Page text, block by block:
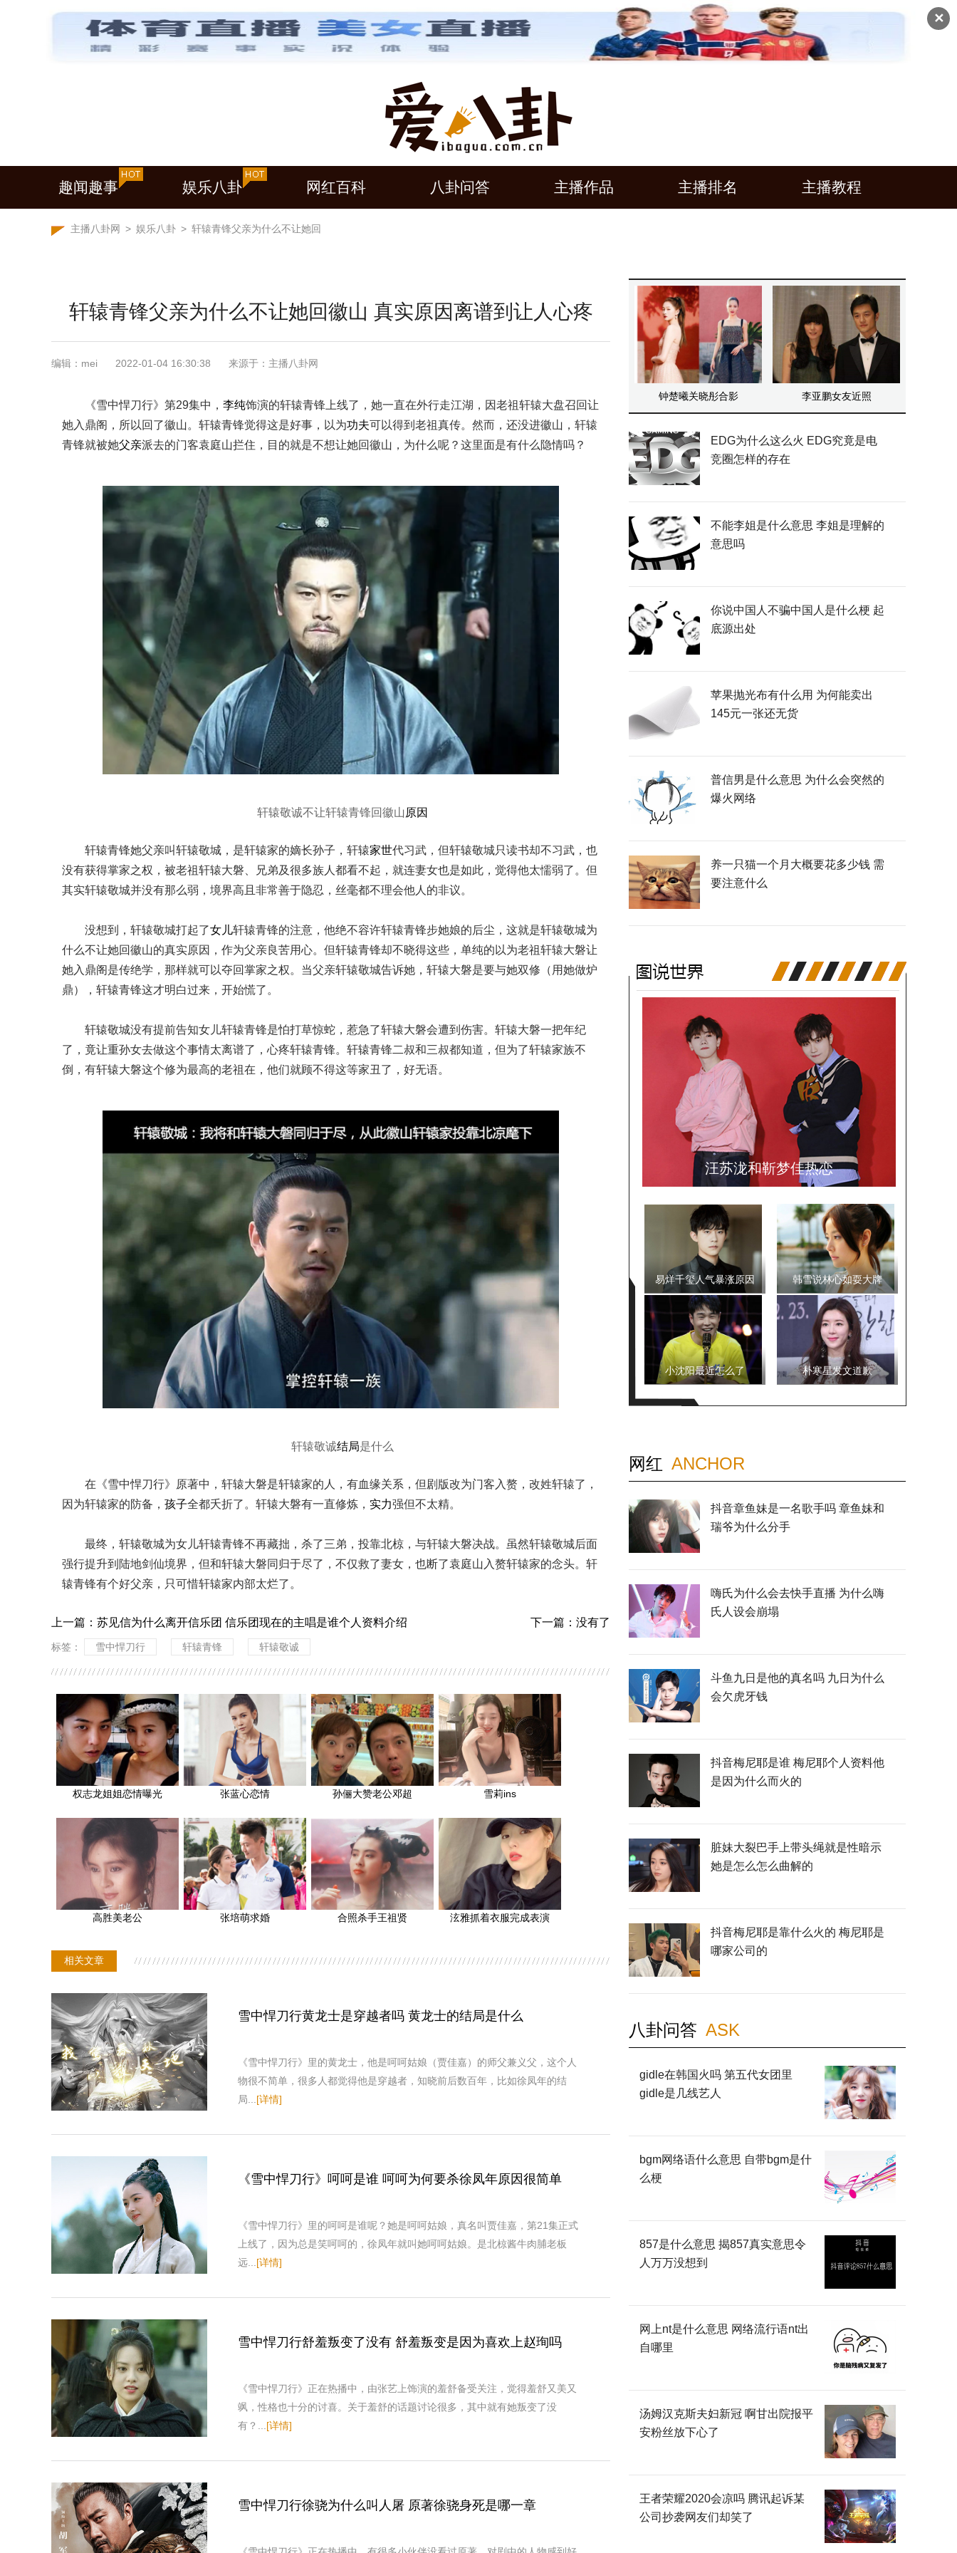
✕
趣闻趣事 娱乐八卦 网红百科 八卦问答 主播作品 主播排名 主播教程
主播八卦网 > 娱乐八卦 > 轩辕青锋父亲为什么不让她回
轩辕青锋父亲为什么不让她回徽山 真实原因离谱到让人心疼
编辑：mei 2022-01-04 16:30:38 来源于：主播八卦网
《雪中悍刀行》第29集中， 李纯饰演的轩辕青锋上线了，她一直在外行走江湖，因老祖轩辕大盘召回让
她入鼎阁，所以回了徽山。轩辕青锋觉得这是好事，以为功夫可以得到老祖真传。然而，还没进徽山，轩辕
青锋就被她父亲派去的门客袁庭山拦住，目的就是不想让她回徽山，为什么呢？这里面是有什么隐情吗？
轩辕敬诚不让轩辕青锋回徽山原因
轩辕青锋她父亲叫轩辕敬城，是轩辕家的嫡长孙子，轩辕家世代习武，但轩辕敬城只读书却不习武，也
没有获得掌家之权，被老祖轩辕大磐、兄弟及很多族人都看不起，就连妻女也是如此，觉得他太懦弱了。但
其实轩辕敬城并没有那么弱，境界高且非常善于隐忍，丝毫都不理会他人的非议。
没想到，轩辕敬城打起了女儿轩辕青锋的注意，他绝不容许轩辕青锋步她娘的后尘，这就是轩辕敬城为
什么不让她回徽山的真实原因，作为父亲良苦用心。但轩辕青锋却不晓得这些，单纯的以为老祖轩辕大磐让
她入鼎阁是传绝学，那样就可以夺回掌家之权。当父亲轩辕敬城告诉她，轩辕大磐是要与她双修（用她做炉
鼎），轩辕青锋这才明白过来，开始慌了。
轩辕敬城没有提前告知女儿轩辕青锋是怕打草惊蛇，惹急了轩辕大磐会遭到伤害。轩辕大磐一把年纪
了，竟让重孙女去做这个事情太离谱了，心疼轩辕青锋。轩辕青锋二叔和三叔都知道，但为了轩辕家族不
倒，有轩辕大磐这个修为最高的老祖在，他们就顾不得这等家丑了，好无语。
轩辕敬诚结局是什么
在《雪中悍刀行》原著中，轩辕大磐是轩辕家的人，有血缘关系，但剧版改为门客入赘，改姓轩辕了，
因为轩辕家的防备， 孩子全都夭折了。轩辕大磐有一直修炼， 实力强但不太精。
最终，轩辕敬城为女儿轩辕青锋不再藏拙，杀了三弟，投靠北椋，与轩辕大磐决战。虽然轩辕敬城后面
强行提升到陆地剑仙境界，但和轩辕大磐同归于尽了，不仅救了妻女，也断了袁庭山入赘轩辕家的念头。轩
辕青锋有个好父亲，只可惜轩辕家内部太烂了。
上一篇： 苏见信为什么离开信乐团 信乐团现在的主唱是谁个人资料介绍 下一篇：没有了
标签： 雪中悍刀行 轩辕青锋 轩辕敬诚
权志龙姐姐恋情曝光 张蓝心恋情 孙俪大赞老公邓超 雪莉ins
高胜美老公 张培萌求婚 合照杀手王祖贤 泫雅抓着衣服完成表演
相关文章
雪中悍刀行黄龙士是穿越者吗 黄龙士的结局是什么
《雪中悍刀行》里的黄龙士，他是呵呵姑娘（贾佳嘉）的师父兼义父，这个人
物很不简单，很多人都觉得他是穿越者，知晓前后数百年，比如徐凤年的结
局... [详情]
《雪中悍刀行》呵呵是谁 呵呵为何要杀徐凤年原因很简单
《雪中悍刀行》里的呵呵是谁呢？她是呵呵姑娘，真名叫贾佳嘉，第21集正式
上线了，因为总是笑呵呵的，徐凤年就叫她呵呵姑娘。是北椋酱牛肉脯老板
远... [详情]
雪中悍刀行舒羞叛变了没有 舒羞叛变是因为喜欢上赵珣吗
《雪中悍刀行》正在热播中，由张艺上饰演的羞舒备受关注，觉得羞舒又美又
飒，性格也十分的讨喜。关于羞舒的话题讨论很多，其中就有她叛变了没
有？... [详情]
雪中悍刀行徐骁为什么叫人屠 原著徐骁身死是哪一章
钟楚曦关晓彤合影 李亚鹏女友近照
EDG为什么这么火 EDG究竟是电
竞圈怎样的存在
不能李姐是什么意思 李姐是理解的
意思吗
你说中国人不骗中国人是什么梗 起
底源出处
苹果抛光布有什么用 为何能卖出
145元一张还无货
普信男是什么意思 为什么会突然的
爆火网络
养一只猫一个月大概要花多少钱 需
要注意什么
汪苏泷和靳梦佳热恋
易烊千玺人气暴涨原因 韩雪说林心如耍大牌
小沈阳最近怎么了 朴寒星发文道歉
网红 ANCHOR
抖音章鱼妹是一名歌手吗 章鱼妹和
瑞爷为什么分手
嗨氏为什么会去快手直播 为什么嗨
氏人设会崩塌
斗鱼九日是他的真名吗 九日为什么
会欠虎牙钱
抖音梅尼耶是谁 梅尼耶个人资料他
是因为什么而火的
脏妹大裂巴手上带头绳就是性暗示
她是怎么怎么曲解的
抖音梅尼耶是靠什么火的 梅尼耶是
哪家公司的
八卦问答 ASK
gidle在韩国火吗 第五代女团里
gidle是几线艺人
bgm网络语什么意思 自带bgm是什
么梗
857是什么意思 揭857真实意思令
人万万没想到
网上nt是什么意思 网络流行语nt出
自哪里
汤姆汉克斯夫妇新冠 啊甘出院报平
安粉丝放下心了
王者荣耀2020会凉吗 腾讯起诉某
公司抄袭网友们却笑了